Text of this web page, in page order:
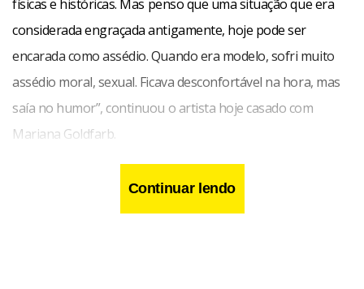
físicas e históricas. Mas penso que uma situação que era
considerada engraçada antigamente, hoje pode ser
encarada como assédio. Quando era modelo, sofri muito
assédio moral, sexual. Ficava desconfortável na hora, mas
saía no humor”, continuou o artista hoje casado com
Mariana Goldfarb.
Continuar lendo